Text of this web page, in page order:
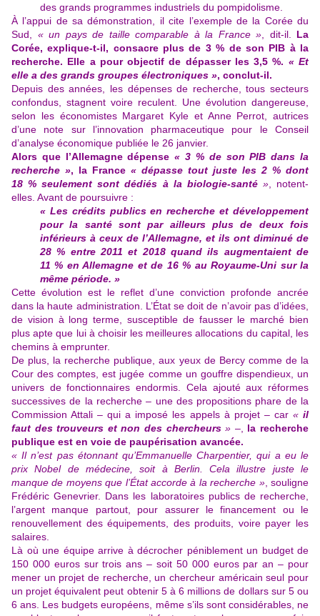
des grands programmes industriels du pompidolisme.
À l’appui de sa démonstration, il cite l’exemple de la Corée du
Sud, « un pays de taille comparable à la France » , dit-il. La
Corée, explique-t-il, consacre plus de 3 % de son PIB à la
recherche. Elle a pour objectif de dépasser les 3,5 %. « Et
elle a des grands groupes électroniques », conclut-il.
Depuis des années, les dépenses de recherche, tous secteurs
confondus, stagnent voire reculent. Une évolution dangereuse,
selon les économistes Margaret Kyle et Anne Perrot, autrices
d’une note sur l’innovation pharmaceutique pour le Conseil
d’analyse économique publiée le 26 janvier.
Alors que l’Allemagne dépense« 3 % de son PIB dans la
recherche », la France « dépasse tout juste les 2 % dont
18 % seulement sont dédiés à la biologie-santé », notent-
elles. Avant de poursuivre :
« Les crédits publics en recherche et développement
pour la santé sont par ailleurs plus de deux fois
inférieurs à ceux de l’Allemagne, et ils ont diminué de
28 % entre 2011 et 2018 quand ils augmentaient de
11 % en Allemagne et de 16 % au Royaume-Uni sur la
même période. »
Cette évolution est le reflet d’une conviction profonde ancrée
dans la haute administration. L’État se doit de n’avoir pas d’idées,
de vision à long terme, susceptible de fausser le marché bien
plus apte que lui à choisir les meilleures allocations du capital, les
chemins à emprunter.
De plus, la recherche publique, aux yeux de Bercy comme de la
Cour des comptes, est jugée comme un gouffre dispendieux, un
univers de fonctionnaires endormis. Cela ajouté aux réformes
successives de la recherche – une des propositions phare de la
Commission Attali – qui a imposé les appels à projet – car «il
faut des trouveurs et non des chercheurs» –, la recherche
publique est en voie de paupérisation avancée.
« Il n’est pas étonnant qu’Emmanuelle Charpentier, qui a eu le
prix Nobel de médecine, soit à Berlin. Cela illustre juste le
manque de moyens que l’État accorde à la recherche », souligne
Frédéric Genevrier. Dans les laboratoires publics de recherche,
l’argent manque partout, pour assurer le financement ou le
renouvellement des équipements, des produits, voire payer les
salaires.
Là où une équipe arrive à décrocher péniblement un budget de
150 000 euros sur trois ans – soit 50 000 euros par an – pour
mener un projet de recherche, un chercheur américain seul pour
un projet équivalent peut obtenir 5 à 6 millions de dollars sur 5 ou
6 ans. Les budgets européens, même s’ils sont considérables, ne